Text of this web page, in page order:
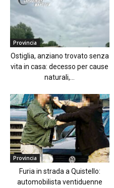
Provincia
Ostiglia, anziano trovato senza
vita in casa: decesso per cause
naturali,...
Provincia
Furia in strada a Quistello:
automobilista ventiduenne